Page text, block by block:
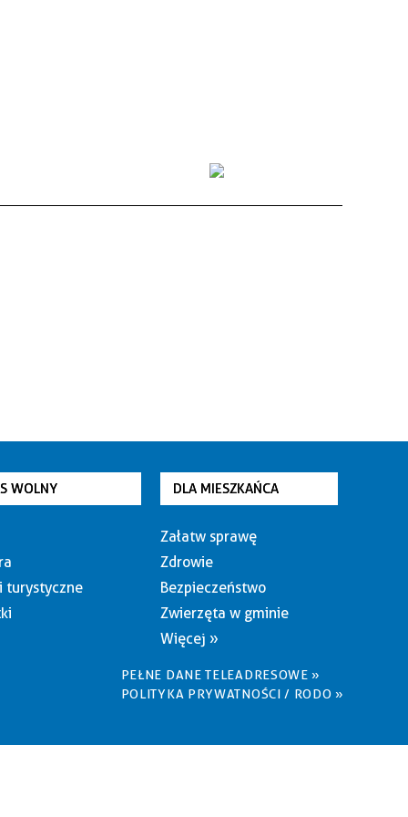
WOLNY
turystyczne
DLA MIESZKAŃCA
Załatw sprawę
Zdrowie
Bezpieczeństwo
Zwierzęta w gminie
Więcej »
PEŁNE DANE TELEADRESOWE »
POLITYKA PRYWATNOŚCI / RODO »